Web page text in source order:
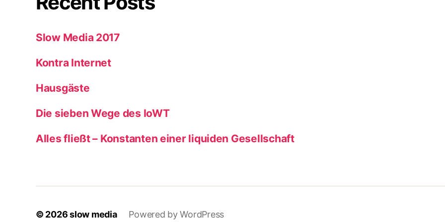
Slow Media 2017
Kontra Internet
Hausgäste
Die sieben Wege des IoWT
Alles fließt – Konstanten einer liquiden Gesellschaft
© 2026slow media Powered by WordPress